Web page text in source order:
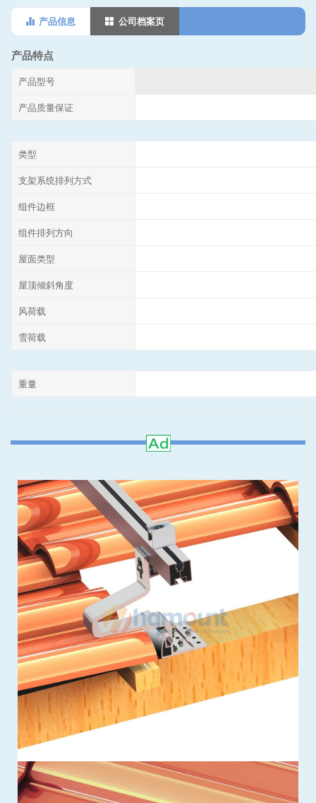
产品信息 公司档案页
产品特点
产品型号
产品质量保证
类型
支架系统排列方式
组件边框
组件排列方向
屋面类型
屋顶倾斜角度
风荷载
雪荷载
重量